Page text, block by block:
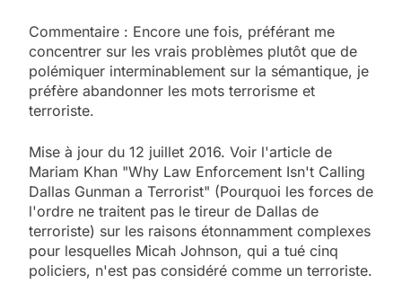
Commentaire : Encore une fois, préférant me
concentrer sur les vrais problèmes plutôt que de
polémiquer interminablement sur la sémantique, je
préfère abandonner les mots terrorisme et
terroriste.
Mise à jour du 12 juillet 2016. Voir l'article de
Mariam Khan "Why Law Enforcement Isn't Calling
Dallas Gunman a Terrorist" (Pourquoi les forces de
l'ordre ne traitent pas le tireur de Dallas de
terroriste) sur les raisons étonnamment complexes
pour lesquelles Micah Johnson, qui a tué cinq
policiers, n'est pas considéré comme un terroriste.